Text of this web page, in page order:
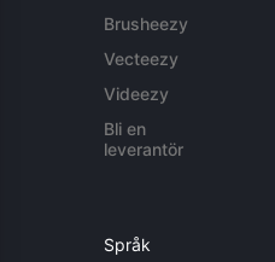
Brusheezy
Vecteezy
Videezy
Bli en
leverantör
Språk